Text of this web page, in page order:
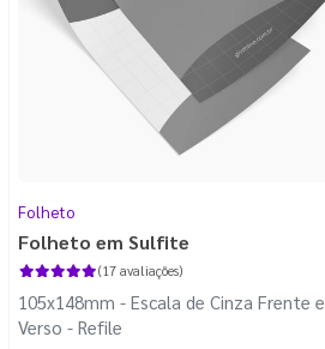
Folheto
Folheto em Sulfite
(17 avaliações)
105x148mm - Escala de Cinza Frente e
Verso - Refile